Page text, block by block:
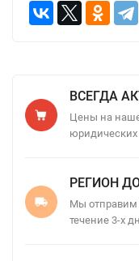
ВСЕГДА
Цены на
юридических
РЕГИОН
Мы отправим
течение 3-х